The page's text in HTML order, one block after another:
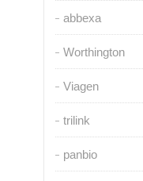
abbexa
Worthington
Viagen
trilink
panbio